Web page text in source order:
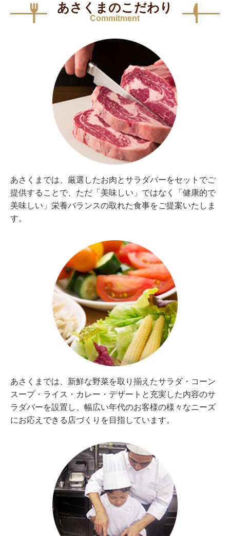
あさくまのこだわり
Commitment
あさくまでは、厳選したお肉とサラダバーをセットでご
提供することで、ただ「美味しい」ではなく「健康的で
美味しい」栄養バランスの取れた食事をご提案いたしま
す。
あさくまでは、新鮮な野菜を取り揃えたサラダ・コーン
スープ・ライス・カレー・デザートと充実した内容のサ
ラダバーを設置し、幅広い年代のお客様の様々なニーズ
にお応えできる店づくりを目指しています。